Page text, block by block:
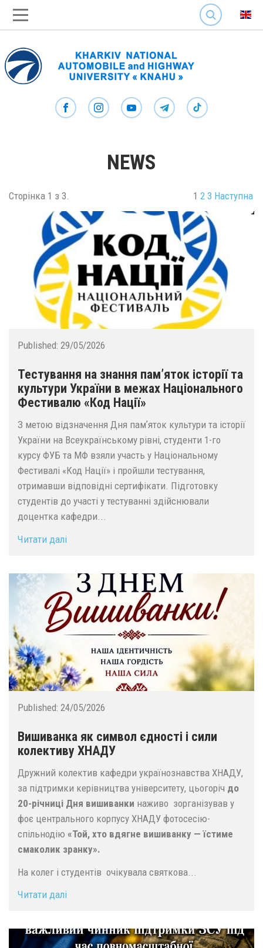
SEARCH
NEWS
Сторінка 1 з 3. 1 2 3 Наступна
Published: 29/05/2026
Тестування на знання памʼяток історії та
культури України в межах Національного
Фестивалю «Код Нації»
З метою відзначення Дня памʼяток культури та історії
України на Всеукраїнському рівні, студенти 1-го
курсу ФУБ та МФ взяли участь у Національному
Фестивалі «Код Нації» і пройшли тестування,
отримавши відповідні сертифікати. Підготовку
студентів до участі у тестуванні здійснювали
доцентка кафедри...
Читати далі
Published: 24/05/2026
Вишиванка як символ єдності і сили
колективу ХНАДУ
Дружний колектив кафедри українознавства ХНАДУ,
за підтримки керівництва університету, цьогоріч до
20-річниці Дня вишиванки наживо зорганізував у
фоє центрального корпусу ХНАДУ фотосесію-
спільнодію «Той, хто вдягне вишиванку — їстиме
смаколик зранку».
На колег і студентів очікувала святкова...
Читати далі